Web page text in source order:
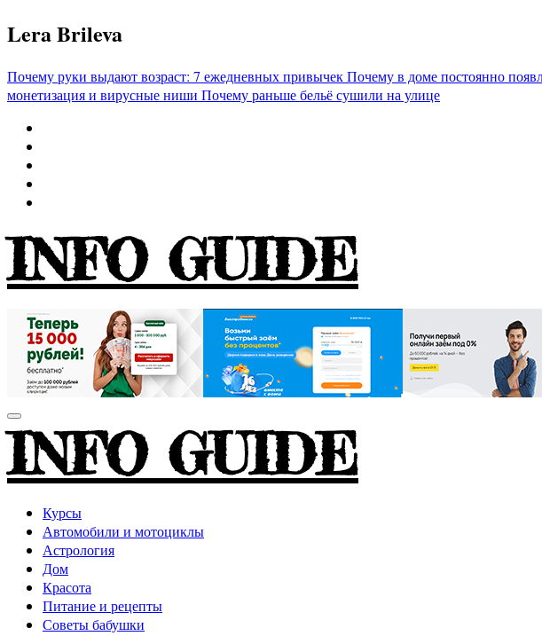
Перейти
к
Lera Brileva
Почему руки выдают возраст: 7 ежедневных привычекПочему в доме постоянно
монетизация и вирусные ниши Почему раньше бельё сушили на улице
INFO GUIDE
INFO GUIDE
Курсы
Автомобили и мотоциклы
Астрология
Дом
Красота
Питание и рецепты
Советы бабушки